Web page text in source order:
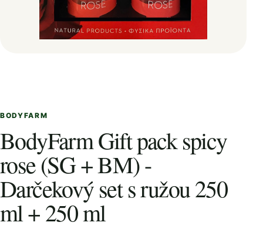
BODYFARM
BodyFarm Gift pack spicy
rose (SG + BM) -
Darčekový set s ružou 250
ml + 250 ml